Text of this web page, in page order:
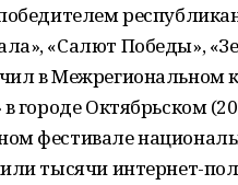
«Салют Победы»,
в Межрегиональном
городе Октябрьском
фестивале
тысячи интернет-